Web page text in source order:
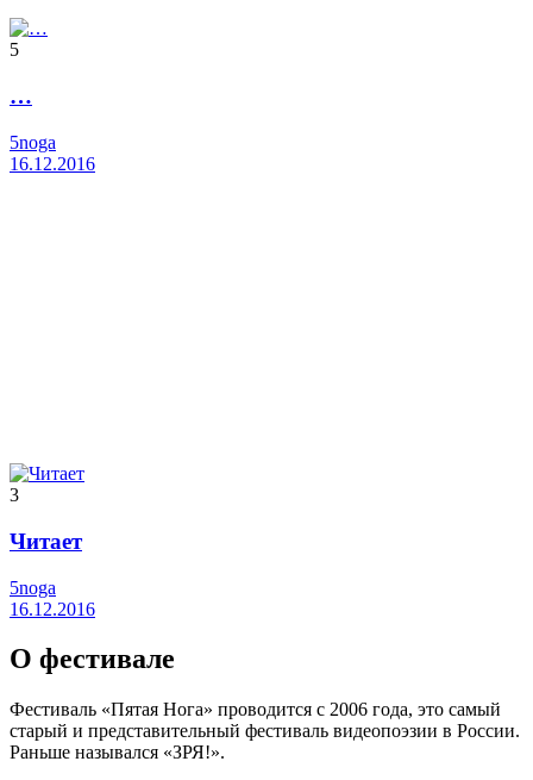
5
…
5noga
16.12.2016
3
Читает
5noga
16.12.2016
О фестивале
Фестиваль «Пятая Нога» проводится с 2006 года, это самый
старый и представительный фестиваль видеопоэзии в России.
Раньше назывался «ЗРЯ!».